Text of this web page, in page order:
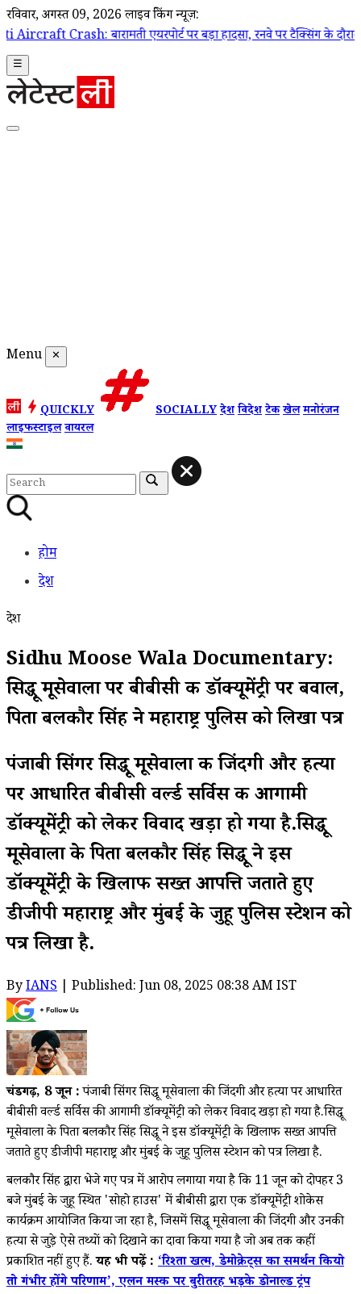
रविवार, अगस्त 09, 2026 लाइव ब्रेकिंग न्यूज़:
बारामती एयरपोर्ट पर बड़ा हादसा, रनवे पर टैक्सिंग के दौरान ट्रेनी
☰
Menu ✕
QUICKLY SOCIALLYदेशविदेशटेकखेलमनोरंजन
लाइफस्टाइलवायरल
होम
देश
देश
Sidhu Moose Wala Documentary:
सिद्धू मूसेवाला पर बीबीसी की डॉक्यूमेंट्री पर बवाल,
पिता बलकौर सिंह ने महाराष्ट्र पुलिस को लिखा पत्र
पंजाबी सिंगर सिद्धू मूसेवाला की जिंदगी और हत्या
पर आधारित बीबीसी वर्ल्ड सर्विस की आगामी
डॉक्यूमेंट्री को लेकर विवाद खड़ा हो गया है.सिद्धू
मूसेवाला के पिता बलकौर सिंह सिद्धू ने इस
डॉक्यूमेंट्री के खिलाफ सख्त आपत्ति जताते हुए
डीजीपी महाराष्ट्र और मुंबई के जुहू पुलिस स्टेशन को
पत्र लिखा है.
ByIANS | Published: Jun 08, 2025 08:38 AM IST
चंडीगढ़, 8 जून :पंजाबी सिंगर सिद्धू मूसेवाला की जिंदगी और हत्या पर आधारित
बीबीसी वर्ल्ड सर्विस की आगामी डॉक्यूमेंट्री को लेकर विवाद खड़ा हो गया है.सिद्धू
मूसेवाला के पिता बलकौर सिंह सिद्धू ने इस डॉक्यूमेंट्री के खिलाफ सख्त आपत्ति
जताते हुए डीजीपी महाराष्ट्र और मुंबई के जुहू पुलिस स्टेशन को पत्र लिखा है.
बलकौर सिंह द्वारा भेजे गए पत्र में आरोप लगाया गया है कि 11 जून को दोपहर 3
बजे मुंबई के जुहू स्थित 'सोहो हाउस' में बीबीसी द्वारा एक डॉक्यूमेंट्री शोकेस
कार्यक्रम आयोजित किया जा रहा है, जिसमें सिद्धू मूसेवाला की जिंदगी और उनकी
हत्या से जुड़े ऐसे तथ्यों को दिखाने का दावा किया गया है जो अब तक कहीं
प्रकाशित नहीं हुए हैं.यह भी पढ़ें : ‘रिश्ता खत्म, डेमोक्रेट्स का समर्थन कियो
तो गंभीर होंगे परिणाम’, एलन मस्क पर बुरी तरह भड़के डोनाल्ड ट्रंप